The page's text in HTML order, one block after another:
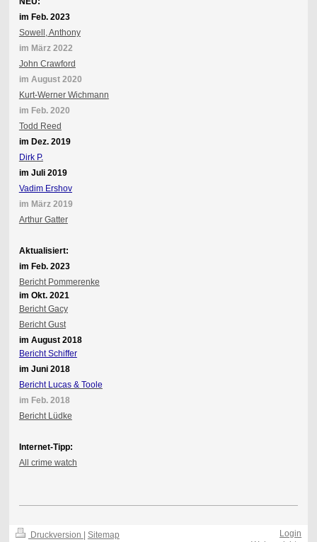
im Feb. 2023
Sowell, Anthony
im März 2022
John Crawford
im August 2020
Kurt-Werner Wichmann
im Feb. 2020
Todd Reed
im Dez. 2019
Dirk P.
im Juli 2019
Vadim Ershov
im März 2019
Arthur Gatter
Aktualisiert:
im Feb. 2023
Bericht Pommerenke
im Okt. 2021
Bericht Gacy
Bericht Gust
im August 2018
Bericht Schiffer
im Juni 2018
Bericht Lucas & Toole
im Feb. 2018
Bericht Lüdke
Internet-Tipp:
All crime watch
Druckversion | Sitemap
Login